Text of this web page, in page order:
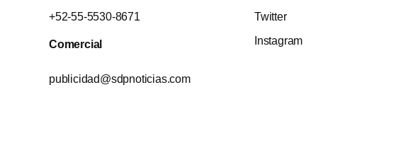
+52-55-5530-8671
Comercial
publicidad@sdpnoticias.com
Twitter
Instagram